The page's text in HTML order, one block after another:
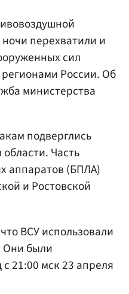
перехватили и
сил
России. Об
министерства
подверглись
Часть
аппаратов (БПЛА)
и Ростовской
ВСУ использовали
Они были
21:00 мск 23 апреля